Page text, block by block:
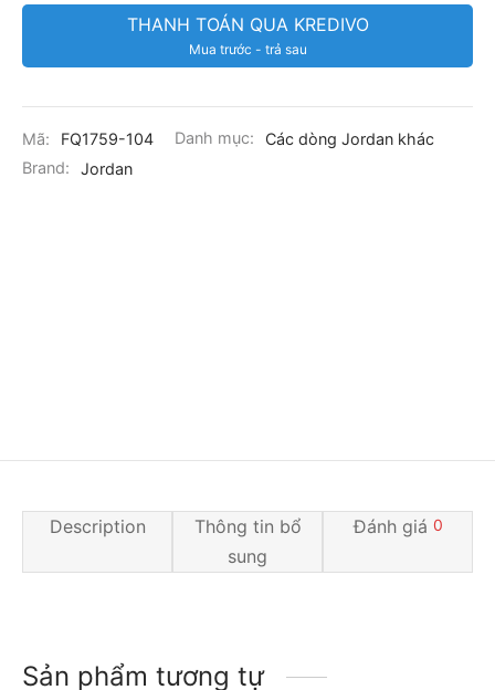
THANH TOÁN QUA KREDIVO
Mua trước - trả sau
Mã: FQ1759-104 Danh mục:
Các dòng Jordan khác
Brand:
Jordan
Description
Thông tin bổ
sung
Đánh giá 0
Sản phẩm tương tự